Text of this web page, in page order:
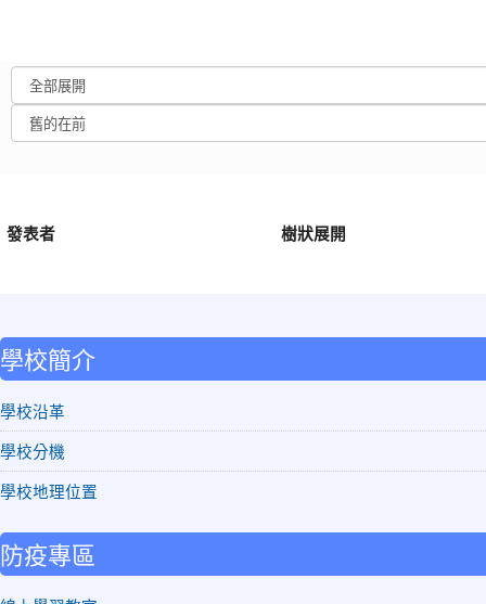
發表者 樹狀展開
學校簡介
學校沿革
學校分機
學校地理位置
防疫專區